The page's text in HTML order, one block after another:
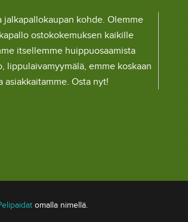
jalkapallokaupan kohde. Olemme
ostokokemuksen kaikille
itsellemme huippuosaamista
lippulaivamyymälä, emme koskaan
Osta nyt!
omalla nimellä.